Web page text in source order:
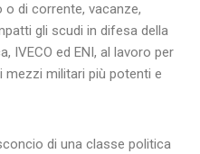
di corrente, vacanze,
gli scudi in difesa della
IVECO ed ENI, al lavoro per
militari più potenti e
di una classe politica